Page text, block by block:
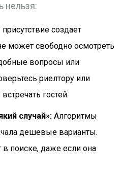
нельзя:
создает
может свободно осмотреть
вопросы или
риелтору или
гостей.
случай»: Алгоритмы
дешевые варианты.
в поиске, даже если она